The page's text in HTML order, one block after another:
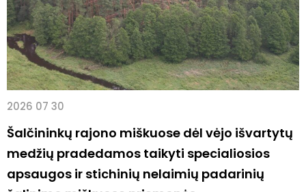
2026 07 30
Šalčininkų rajono miškuose dėl vėjo išvartytų
medžių pradedamos taikyti specialiosios
apsaugos ir stichinių nelaimių padarinių